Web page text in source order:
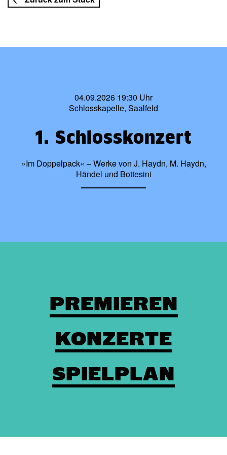
04.09.2026 19:30 Uhr
Schlosskapelle, Saalfeld
1. Schlosskonzert
»Im Doppelpack« – Werke von J. Haydn, M. Haydn,
Händel und Bottesini
PREMIEREN
KONZERTE
SPIELPLAN